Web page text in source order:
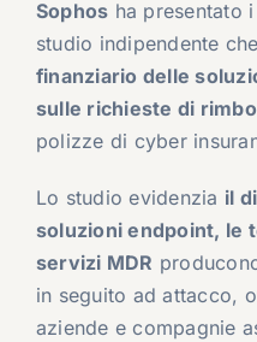
Sophos ha presentato
studio indipendente
finanziario delle
sulle richieste di
polizze di cyber
Lo studio evidenzia il
soluzioni endpoint, le
servizi MDR
in seguito ad attacco,
aziende e compagnie